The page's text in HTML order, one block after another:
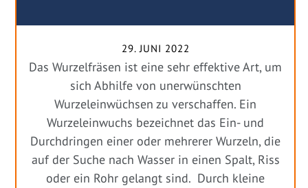
29. JUNI 2022
Das Wurzelfräsen ist eine sehr effektive Art, um
sich Abhilfe von unerwünschten
Wurzeleinwüchsen zu verschaffen. Ein
Wurzeleinwuchs bezeichnet das Ein- und
Durchdringen einer oder mehrerer Wurzeln, die
auf der Suche nach Wasser in einen Spalt, Riss
oder ein Rohr gelangt sind. Durch kleine